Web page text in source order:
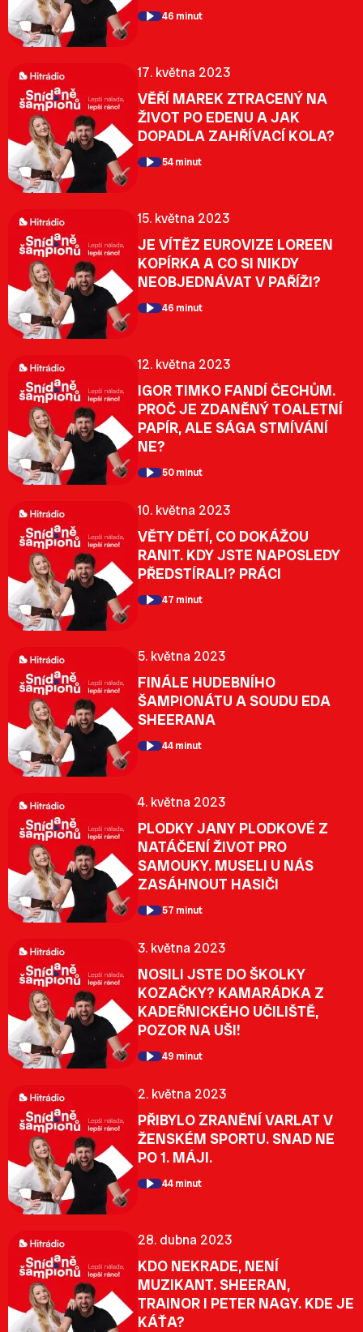
46 minut
17. května 2023
VĚŘÍ MAREK ZTRACENÝ NA
ŽIVOT PO EDENU A JAK
DOPADLA ZAHŘÍVACÍ KOLA?
54 minut
15. května 2023
JE VÍTĚZ EUROVIZE LOREEN
KOPÍRKA A CO SI NIKDY
NEOBJEDNÁVAT V PAŘÍŽI?
46 minut
12. května 2023
IGOR TIMKO FANDÍ ČECHŮM.
PROČ JE ZDANĚNÝ TOALETNÍ
PAPÍR, ALE SÁGA STMÍVÁNÍ
NE?
50 minut
10. května 2023
VĚTY DĚTÍ, CO DOKÁŽOU
RANIT. KDY JSTE NAPOSLEDY
PŘEDSTÍRALI? PRÁCI
47 minut
5. května 2023
FINÁLE HUDEBNÍHO
ŠAMPIONÁTU A SOUDU EDA
SHEERANA
44 minut
4. května 2023
PLODKY JANY PLODKOVÉ Z
NATÁČENÍ ŽIVOT PRO
SAMOUKY. MUSELI U NÁS
ZASÁHNOUT HASIČI
57 minut
3. května 2023
NOSILI JSTE DO ŠKOLKY
KOZAČKY? KAMARÁDKA Z
KADEŘNICKÉHO UČILIŠTĚ,
POZOR NA UŠI!
49 minut
2. května 2023
PŘIBYLO ZRANĚNÍ VARLAT V
ŽENSKÉM SPORTU. SNAD NE
PO 1. MÁJI.
44 minut
28. dubna 2023
KDO NEKRADE, NENÍ
MUZIKANT. SHEERAN,
TRAINOR I PETER NAGY. KDE JE
KÁŤA?